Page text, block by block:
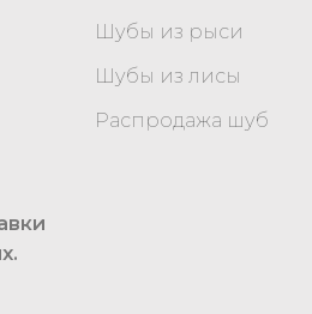
Шубы из рыси
Шубы из лисы
Распродажа шуб